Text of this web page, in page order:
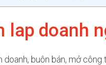
lap doanh
doanh, buôn bán, mở